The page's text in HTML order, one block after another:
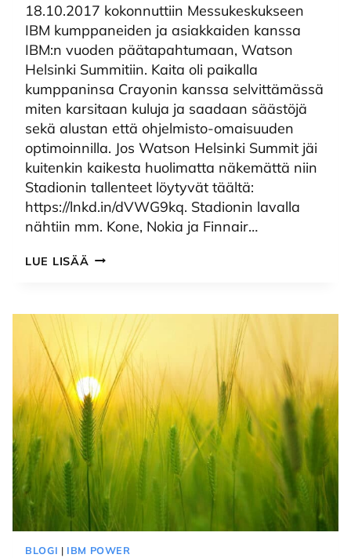
18.10.2017 kokonnuttiin Messukeskukseen
IBM kumppaneiden ja asiakkaiden kanssa
IBM:n vuoden päätapahtumaan, Watson
Helsinki Summitiin. Kaita oli paikalla
kumppaninsa Crayonin kanssa selvittämässä
miten karsitaan kuluja ja saadaan säästöjä
sekä alustan että ohjelmisto-omaisuuden
optimoinnilla. Jos Watson Helsinki Summit jäi
kuitenkin kaikesta huolimatta näkemättä niin
Stadionin tallenteet löytyvät täältä:
https://lnkd.in/dVWG9kq. Stadionin lavalla
nähtiin mm. Kone, Nokia ja Finnair…
LUE LISÄÄ WATSON
BLOGI | IBM POWER